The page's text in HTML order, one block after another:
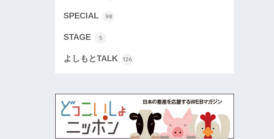
SPECIAL 98
STAGE 5
よしもとTALK 126